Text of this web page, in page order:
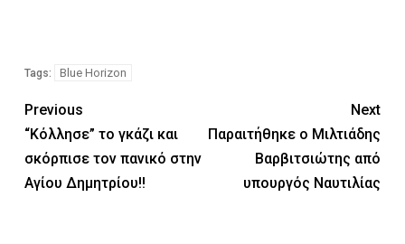
Tags: Blue Horizon
Previous
“Κόλλησε” το γκάζι και
σκόρπισε τον πανικό στην
Αγίου Δημητρίου!!
Next
Παραιτήθηκε ο Μιλτιάδης
Βαρβιτσιώτης από
υπουργός Ναυτιλίας